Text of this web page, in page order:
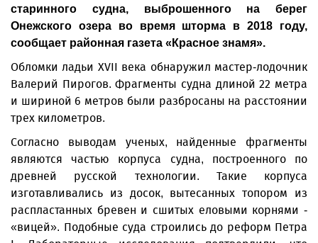
старинного судна, выброшенного на берег
Онежского озера во время шторма в 2018 году,
сообщает районная газета «Красное знамя».
Обломки ладьи XVII века обнаружил мастер-лодочник
Валерий Пирогов. Фрагменты судна длиной 22 метра
и шириной 6 метров были разбросаны на расстоянии
трех километров.
Согласно выводам ученых, найденные фрагменты
являются частью корпуса судна, построенного по
древней русской технологии. Такие корпуса
изготавливались из досок, вытесанных топором из
распластанных бревен и сшитых еловыми корнями -
«вицей». Подобные суда строились до реформ Петра